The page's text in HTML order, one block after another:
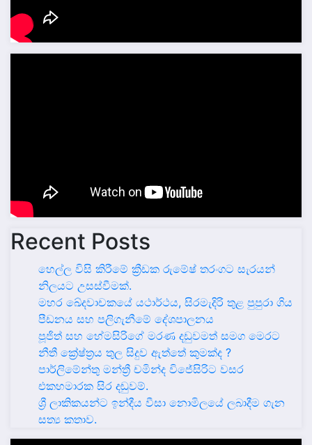
Recent Posts
හෙල්ල විසි කිරීමේ ක්‍රීඩක රුමේෂ් තරංගට සැරයන්
නිලයට උසස්වීමක්.
මහර ඛේදවාචකයේ යථාර්ථය, සිරමැදිරි තුළ පුපුරා ගිය
පීඩනය සහ පලිගැනීමේ දේශපාලනය
පූජිත් සහ හේමසිරිගේ මරණ දඩුවමත් සමග මෙරට
නීතී ක්‍රේෂ්ත්‍රය තුල සිදුව ඇත්තේ කුමක්ද ?
පාර්ලිමේන්තු මන්ත්‍රී චමින්ද විජේසිරිට වසර
එකහමාරක සිර දඬුවම්.
ශ්‍රී ලාකිකයන්ට ඉන්දීය වීසා නොමිලයේ ලබාදීම ගැන
සත්‍ය කතාව.